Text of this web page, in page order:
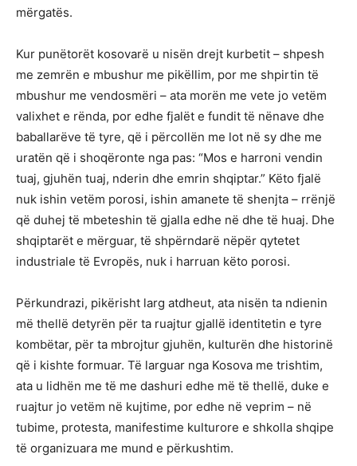
mërgatës.
Kur punëtorët kosovarë u nisën drejt kurbetit – shpesh
me zemrën e mbushur me pikëllim, por me shpirtin të
mbushur me vendosmëri – ata morën me vete jo vetëm
valixhet e rënda, por edhe fjalët e fundit të nënave dhe
baballarëve të tyre, që i përcollën me lot në sy dhe me
uratën që i shoqëronte nga pas: “Mos e harroni vendin
tuaj, gjuhën tuaj, nderin dhe emrin shqiptar.” Këto fjalë
nuk ishin vetëm porosi, ishin amanete të shenjta – rrënjë
që duhej të mbeteshin të gjalla edhe në dhe të huaj. Dhe
shqiptarët e mërguar, të shpërndarë nëpër qytetet
industriale të Evropës, nuk i harruan këto porosi.
Përkundrazi, pikërisht larg atdheut, ata nisën ta ndienin
më thellë detyrën për ta ruajtur gjallë identitetin e tyre
kombëtar, për ta mbrojtur gjuhën, kulturën dhe historinë
që i kishte formuar. Të larguar nga Kosova me trishtim,
ata u lidhën me të me dashuri edhe më të thellë, duke e
ruajtur jo vetëm në kujtime, por edhe në veprim – në
tubime, protesta, manifestime kulturore e shkolla shqipe
të organizuara me mund e përkushtim.